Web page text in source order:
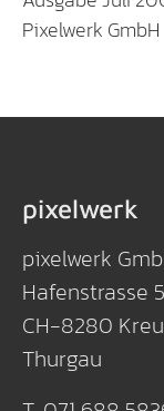
Pixelwerk GmbH
pixelwerk
pixelwerk
Hafenstrasse
CH-8280
Thurgau